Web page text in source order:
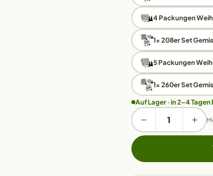
4 Packungen
1x 208er Set
5 Packungen
1x 260er Set
Auf Lager · in 2–4 Tagen